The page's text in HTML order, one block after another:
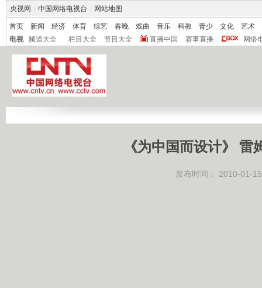
央视网 中国网络电视台 网站地图
首页 新闻 经济 体育 综艺 春晚 戏曲 音乐 科教 青少 文化
艺术
电视
频道大全 栏目大全 节目大全 直播中国 赛事直播 网络
《为中国而设计》
发布时间： 2010-01-